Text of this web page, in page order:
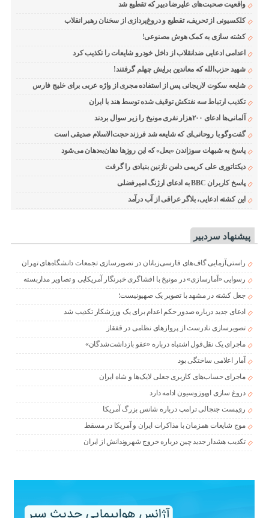
واقعیت صحبت‌های علیرضا دبیر که تقطیع شد
کلکسیونی از تحریف، تقطیع و دروغ‌پردازی از سخنان رهبر انقلاب
کشته سازی به کمک هوش مصنوعی!
اعدامی ادعایی ضدانقلاب از داخل خودرو شایعات را تکذیب کرد
شهید حزب‌الله که معاندین برایش چهلم گرفتند!
شایعه سکوت لاریجانی پس از استفاده مجری از واژه عربی برای خلیج فارس
تکذیب ارتباط سه نفتکش توقیف شده توسط هند با ایران
آلمانی‌ها ادعای ۲۰۰هزار نفری مونیخ را زیر سوال بردند
گفت‌وگو با روحانی‌ای که شایعه شد فرزند حجت‌الاسلام صدیقی است
پاسخ به شبهات سوزاندن «بعل» که این روزها دهان‌به‌دهان می‌شود
دیکتاتوری علی کریمی دامن نازنین بنیادی را گرفت
پاسخ کاربران BBC به ادعای ارژنگ امیرفضلی
این کشته ادعایی، بلاگر عراقی از آب درآمد
پیشنهاد سردبیر
راستی‌آزمایی گاف‌های فارسی‌زبانان در تصویرسازی تجمعات دانشگاه‌های تهران
رسوایی «آمارسازی» در مونیخ با افشاگری خبرنگار آمریکایی و تصاویر مداربسته
جعل کشته در مشهد با تصویر یک صهیونیست؛
ادعای جدید درباره صدور حکم اعدام برای یک ورزشکار تکذیب شد
تصویرسازی نادرست از پروازهای نظامی در قفقاز
ماجرای یک نقل‌قول اشتباه درباره «عفو بازداشت‌شدگان»
آمار اعلامی ساختگی بود
ماجرای حساب‌های کاربری جعلی لایک‌ها و شاه ایران
دروغ سازی اوپوزوسیون ادامه دارد
ری‌پست جنجالی ترامپ درباره شانس بزرگ آمریکا
موج شایعات همزمان با مذاکرات ایران و آمریکا در مسقط
تکذیب هشدار جدید چین درباره خروج شهروندانش از ایران